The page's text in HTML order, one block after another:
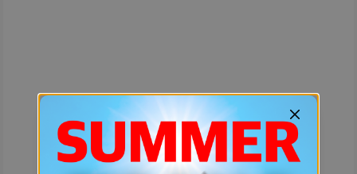
예상치 못한 에러입니다.